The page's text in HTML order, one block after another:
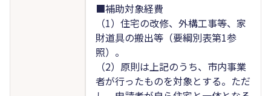
■補助対象経費
（1）住宅の改修、外構工事等、家
財道具の搬出等（要綱別表第1参
照）。
（2）原則は上記のうち、市内事業
者が行ったものを対象とする。ただ